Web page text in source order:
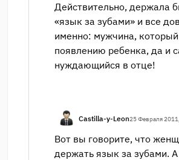
Действительно, держала
«язык за зубами» и все
именно: мужчина,
появлению ребенка, да и
нуждающийся в отце!
Castilla-y-Leon25 Февраля
Вот вы говорите, что
держать язык за зубами.